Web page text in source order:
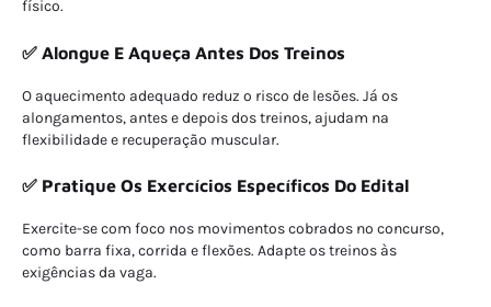
físico.
✅ Alongue E Aqueça Antes Dos Treinos
O aquecimento adequado reduz o risco de lesões. Já os
alongamentos, antes e depois dos treinos, ajudam na
flexibilidade e recuperação muscular.
✅ Pratique Os Exercícios Específicos Do Edital
Exercite-se com foco nos movimentos cobrados no concurso,
como barra fixa, corrida e flexões. Adapte os treinos às
exigências da vaga.